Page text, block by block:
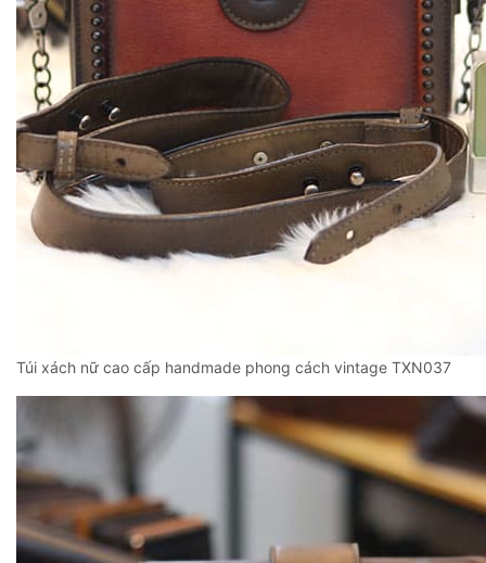
Túi xách nữ cao cấp handmade phong cách vintage TXN037